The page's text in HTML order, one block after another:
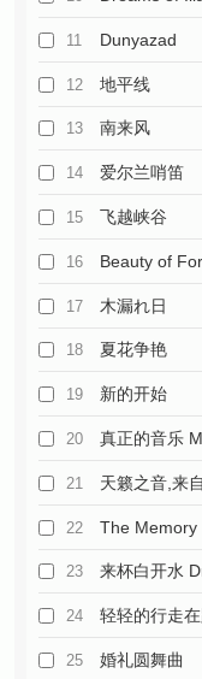
11 Dunyazad
12 地平线
13 南来风
14 爱尔兰哨笛
15 飞越峡谷
16 Beauty of
17 木漏れ日
18 夏花争艳
19 新的开始
20 真正的音乐
21 天籁之音,来
22 The Memory
23 来杯白开水
24 轻轻的行走
25 婚礼圆舞曲